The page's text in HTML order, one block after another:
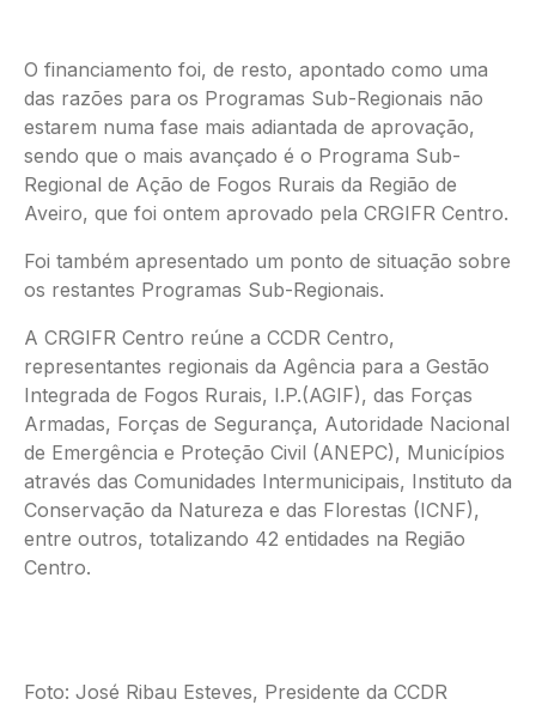
O financiamento foi, de resto, apontado como uma
das razões para os Programas Sub-Regionais não
estarem numa fase mais adiantada de aprovação,
sendo que o mais avançado é o Programa Sub-
Regional de Ação de Fogos Rurais da Região de
Aveiro, que foi ontem aprovado pela CRGIFR Centro.
Foi também apresentado um ponto de situação sobre
os restantes Programas Sub-Regionais.
A CRGIFR Centro reúne a CCDR Centro,
representantes regionais da Agência para a Gestão
Integrada de Fogos Rurais, I.P.(AGIF), das Forças
Armadas, Forças de Segurança, Autoridade Nacional
de Emergência e Proteção Civil (ANEPC), Municípios
através das Comunidades Intermunicipais, Instituto da
Conservação da Natureza e das Florestas (ICNF),
entre outros, totalizando 42 entidades na Região
Centro.
Foto: José Ribau Esteves, Presidente da CCDR